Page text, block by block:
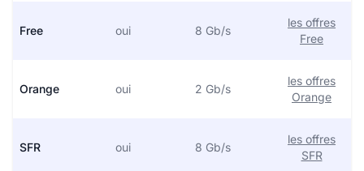
Free oui 8 Gb/s
les offres
Free
Orange oui 2 Gb/s
les offres
Orange
SFR oui 8 Gb/s
les offres
SFR